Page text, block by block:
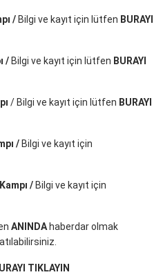
/ Bilgi ve kayıt için lütfen BURAYI
/ Bilgi ve kayıt için lütfen BURAYI
/ Bilgi ve kayıt için lütfen BURAYI
/ Bilgi ve kayıt için
/ Bilgi ve kayıt için
ANINDA haberdar olmak
TIKLAYIN